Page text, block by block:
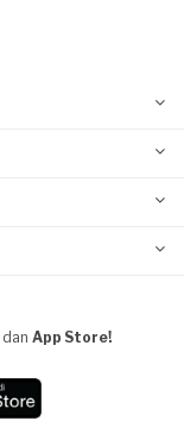
dan App Store!